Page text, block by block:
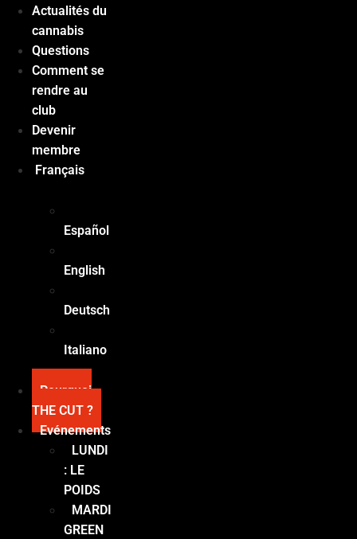
Actualités du
cannabis
Questions
Comment se
rendre au
club
Devenir
membre
Français
Español
English
Deutsch
Italiano
Pourquoi
THE CUT ?
Evénements
LUNDI
: LE
POIDS
MARDI
GREEN